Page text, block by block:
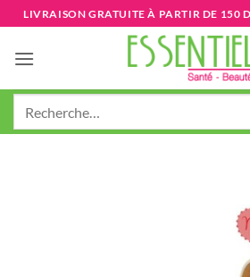
Passer
au
contenu
LIVRAISON GRATUITE À PARTIR DE 150